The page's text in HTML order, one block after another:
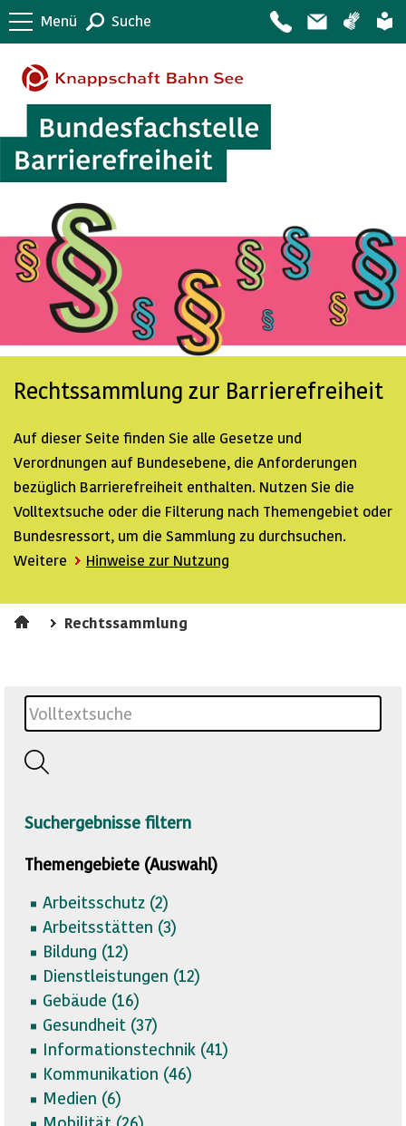
Menü Suche
Rechtssammlung zur Barrierefreiheit
Auf dieser Seite finden Sie alle Gesetze und
Verordnungen auf Bundesebene, die Anforderungen
bezüglich Barrierefreiheit enthalten. Nutzen Sie die
Volltextsuche oder die Filterung nach Themengebiet oder
Bundesressort, um die Sammlung zu durchsuchen.
Weitere
Hinweise zur Nutzung
Rechtssammlung
Suchergebnisse filtern
Themengebiete (Auswahl)
Arbeitsschutz (2)
Arbeitsstätten (3)
Bildung (12)
Dienstleistungen (12)
Gebäude (16)
Gesundheit (37)
Informationstechnik (41)
Kommunikation (46)
Medien (6)